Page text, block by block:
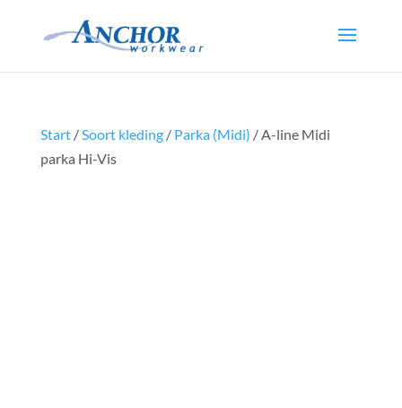
Start/Soort kleding/ Parka (Midi) / A-line Midi
parka Hi-Vis